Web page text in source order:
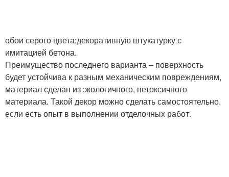
обои серого цвета;декоративную штукатурку с
имитацией бетона.
Преимущество последнего варианта – поверхность
будет устойчива к разным механическим повреждениям,
материал сделан из экологичного, нетоксичного
материала. Такой декор можно сделать самостоятельно,
если есть опыт в выполнении отделочных работ.